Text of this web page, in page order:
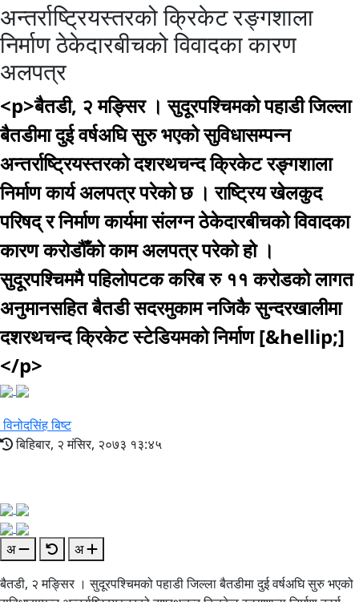
अन्तर्राष्ट्रियस्तरको क्रिकेट रङ्गशाला
निर्माण ठेकेदारबीचको विवादका कारण
अलपत्र
<p>बैतडी, २ मङ्सिर । सुदूरपश्चिमको पहाडी जिल्ला
बैतडीमा दुई वर्षअघि सुरु भएको सुविधासम्पन्न
अन्तर्राष्ट्रियस्तरको दशरथचन्द क्रिकेट रङ्गशाला
निर्माण कार्य अलपत्र परेको छ । राष्ट्रिय खेलकुद
परिषद् र निर्माण कार्यमा संलग्न ठेकेदारबीचको विवादका
कारण करोडौँको काम अलपत्र परेको हो ।
सुदूरपश्चिममै पहिलोपटक करिब रु ११ करोडको लागत
अनुमानसहित बैतडी सदरमुकाम नजिकै सुन्दरखालीमा
दशरथचन्द क्रिकेट स्टेडियमको निर्माण [&hellip;]
</p>
विनोदसिंह बिष्ट
बिहिबार, २ मंसिर, २०७३ १३:४५
अ
अ
बैतडी, २ मङ्सिर । सुदूरपश्चिमको पहाडी जिल्ला बैतडीमा दुई वर्षअघि सुरु भएको